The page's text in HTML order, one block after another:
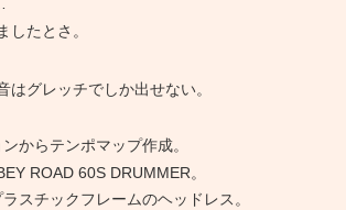
したとさ。
はグレッチでしか出せない。
からテンポマップ作成。
ROAD 60S DRUMMER。
スチックフレームのヘッドレス。